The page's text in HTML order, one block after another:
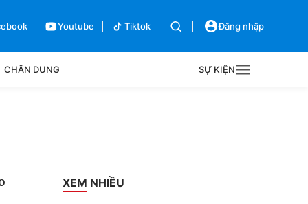
Youtube Tiktok Đăng nhập
CHÂN DUNG SỰ KIỆN
XEM NHIỀU